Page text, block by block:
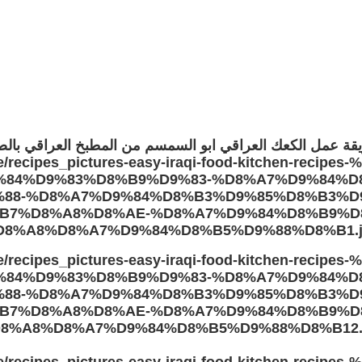
عمل الكعك العراقي ابو السمسم من المطبخ العراقي